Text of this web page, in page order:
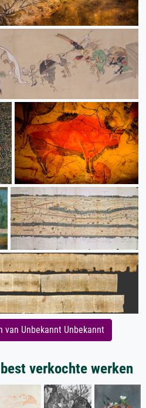
van Unbekannt Unbekannt
verkochte werken